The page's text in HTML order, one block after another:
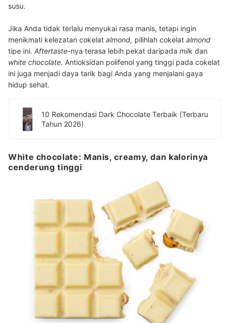
susu.
Jika Anda tidak terlalu menyukai rasa manis, tetapi ingin
menikmati kelezatan cokelat almond, pilihlah cokelat almond
tipe ini. Aftertaste-nya terasa lebih pekat daripada milk dan
white chocolate. Antioksidan polifenol yang tinggi pada cokelat
ini juga menjadi daya tarik bagi Anda yang menjalani gaya
hidup sehat.
10 Rekomendasi Dark Chocolate Terbaik (Terbaru
Tahun 2026)
White chocolate: Manis, creamy, dan kalorinya
cenderung tinggi